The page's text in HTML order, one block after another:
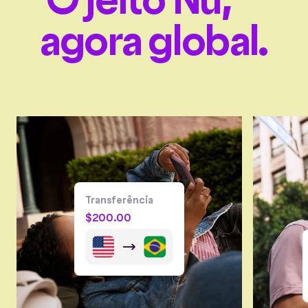
agora global.
Transferência
$200.00